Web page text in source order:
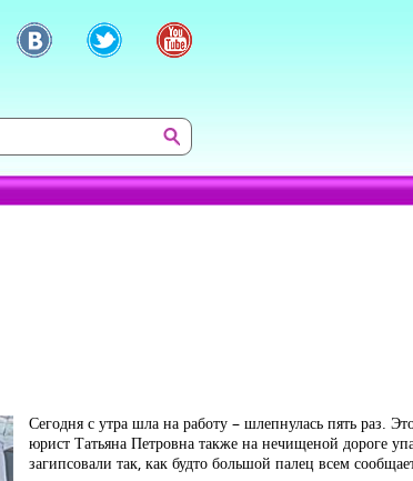
Сегодня с утра шла на работу – шлепнулась пять раз.
юрист Татьяна Петровна также на нечищеной дороге
загипсовали так, как будто большой палец всем